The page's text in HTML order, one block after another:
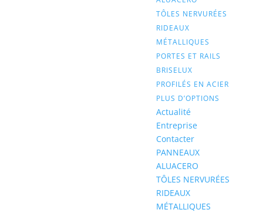
TÔLES NERVURÉES
RIDEAUX
MÉTALLIQUES
PORTES ET RAILS
BRISELUX
PROFILÉS EN ACIER
PLUS D’OPTIONS
Actualité
Entreprise
Contacter
PANNEAUX
ALUACERO
TÔLES NERVURÉES
RIDEAUX
MÉTALLIQUES